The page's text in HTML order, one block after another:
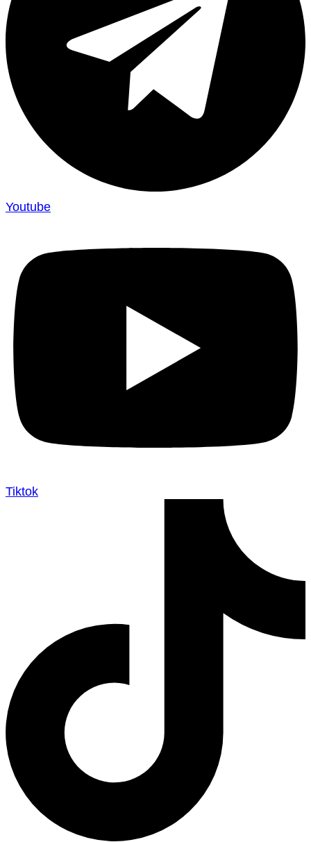
Youtube
Tiktok